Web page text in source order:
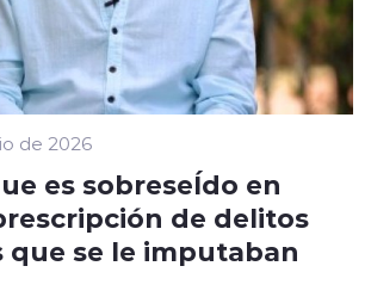
de 2026
es sobreseÍdo en
de delitos
se le imputaban